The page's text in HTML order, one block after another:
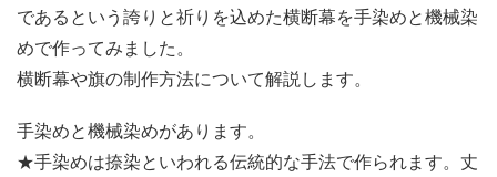
であるという誇りと祈りを込めた横断幕を手染めと機械染
めで作ってみました。
横断幕や旗の制作方法について解説します。
手染めと機械染めがあります。
★手染めは捺染といわれる伝統的な手法で作られます。丈